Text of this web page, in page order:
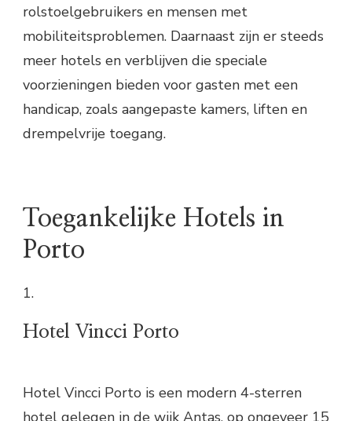
rolstoelgebruikers en mensen met
mobiliteitsproblemen. Daarnaast zijn er steeds
meer hotels en verblijven die speciale
voorzieningen bieden voor gasten met een
handicap, zoals aangepaste kamers, liften en
drempelvrije toegang.
Toegankelijke Hotels in
Porto
1.
Hotel Vincci Porto
Hotel Vincci Porto is een modern 4-sterren
hotel gelegen in de wijk Antas, op ongeveer 15